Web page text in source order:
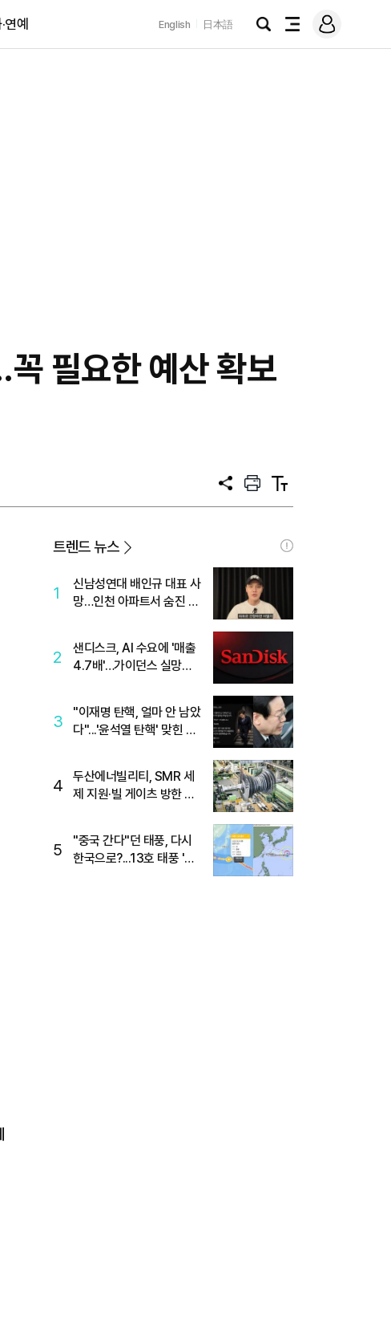
연예 English 日本語
검
전
메
그
필요한 예산 확보
공
프
트
텍
트
트렌드 뉴스
1
신남성연대 배인규 대표 사
망…인천 아파트서 숨진 채
2
샌디스크, AI 수요에 '매출
4.7배'…가이던스 실망에
3
"이재명 탄핵, 얼마 안 남았
다"...'윤석열 탄핵' 맞힌 무
4
두산에너빌리티, SMR 세
제 지원·빌 게이츠 방한 기
5
"중국 간다"던 태풍, 다시
한국으로?...13호 태풍 '돌